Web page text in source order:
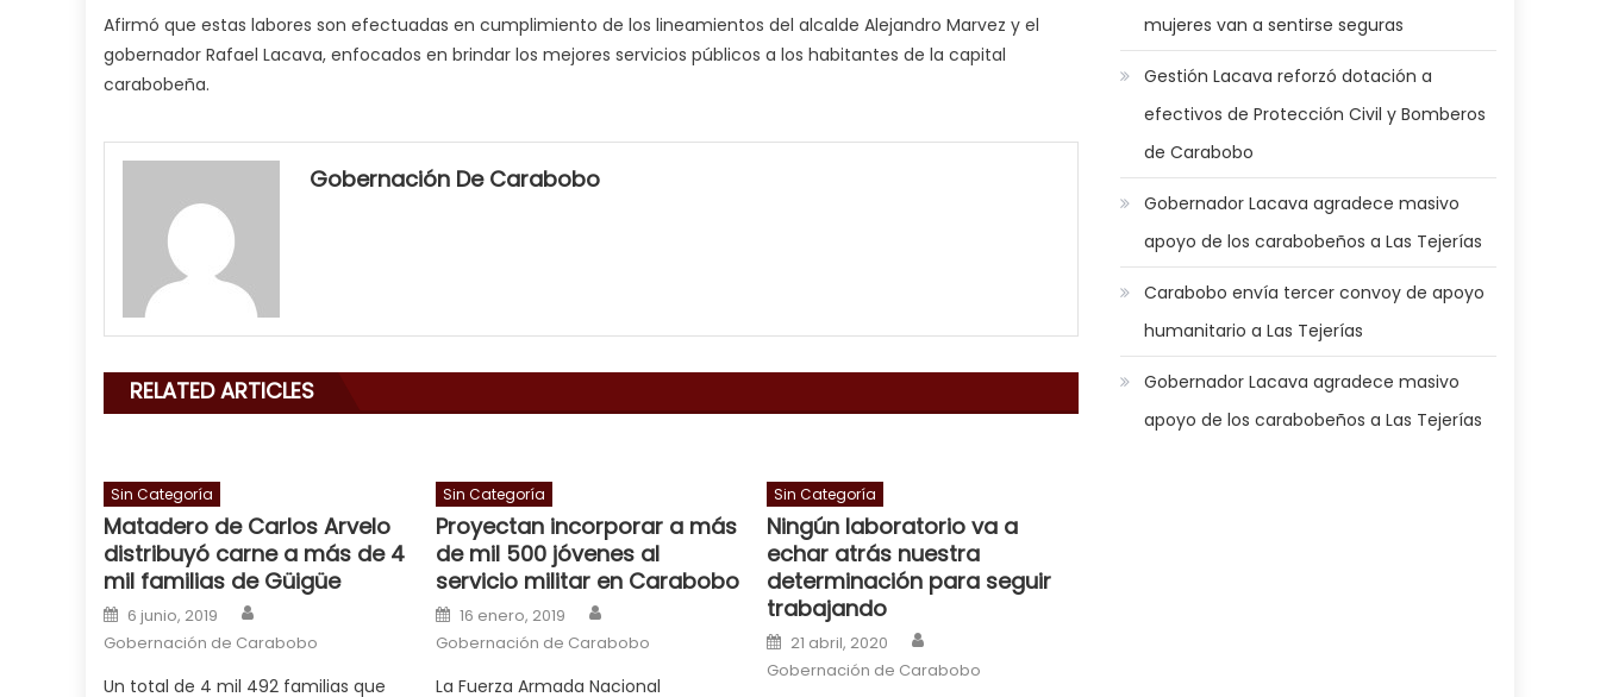
Afirmó que estas labores son efectuadas en cumplimiento de los lineamientos del alcalde Alejandro Marvez y el
gobernador Rafael Lacava, enfocados en brindar los mejores servicios públicos a los habitantes de la capital
carabobeña.
my
neighbor
his
cum,
a
cuckold,
nice
milf
in
squirting,
Gobernación De Carabobo
RELATED ARTICLES
Sin Categoría
Matadero de Carlos Arvelo
distribuyó carne a más de 4
mil familias de Güigüe
Posted on
6 junio, 2019
Gobernación de Carabobo
Un total de 4 mil 492 familias que
Sin Categoría
Proyectan incorporar a más
de mil 500 jóvenes al
servicio militar en Carabobo
Posted on
16 enero, 2019
Gobernación de Carabobo
La Fuerza Armada Nacional
Sin Categoría
Ningún laboratorio va a
echar atrás nuestra
determinación para seguir
trabajando
Posted on
21 abril, 2020
Gobernación de Carabobo
mujeres van a sentirse seguras
Gestión Lacava reforzó dotación a
efectivos de Protección Civil y Bomberos
de Carabobo
Gobernador Lacava agradece masivo
apoyo de los carabobeños a Las Tejerías
Carabobo envía tercer convoy de apoyo
humanitario a Las Tejerías
Gobernador Lacava agradece masivo
apoyo de los carabobeños a Las Tejerías